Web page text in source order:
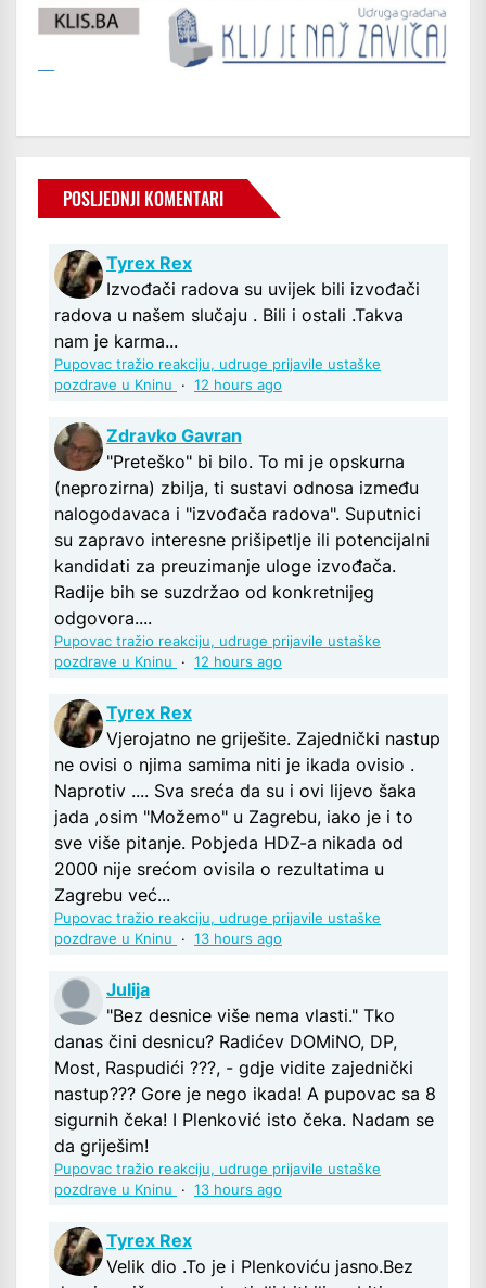
POSLJEDNJI KOMENTARI
Tyrex Rex
Izvođači radova su uvijek bili izvođači
radova u našem slučaju . Bili i ostali .Takva
nam je karma...
Pupovac tražio reakciju, udruge prijavile ustaške
pozdrave u Kninu
· 12 hours ago
Zdravko Gavran
"Preteško" bi bilo. To mi je opskurna
(neprozirna) zbilja, ti sustavi odnosa između
nalogodavaca i "izvođača radova". Suputnici
su zapravo interesne prišipetlje ili potencijalni
kandidati za preuzimanje uloge izvođača.
Radije bih se suzdržao od konkretnijeg
odgovora....
Pupovac tražio reakciju, udruge prijavile ustaške
pozdrave u Kninu
· 12 hours ago
Tyrex Rex
Vjerojatno ne griješite. Zajednički nastup
ne ovisi o njima samima niti je ikada ovisio .
Naprotiv .... Sva sreća da su i ovi lijevo šaka
jada ,osim "Možemo" u Zagrebu, iako je i to
sve više pitanje. Pobjeda HDZ-a nikada od
2000 nije srećom ovisila o rezultatima u
Zagrebu već...
Pupovac tražio reakciju, udruge prijavile ustaške
pozdrave u Kninu
· 13 hours ago
Julija
"Bez desnice više nema vlasti." Tko
danas čini desnicu? Radićev DOMiNO, DP,
Most, Raspudići ???, - gdje vidite zajednički
nastup??? Gore je nego ikada! A pupovac sa 8
sigurnih čeka! I Plenković isto čeka. Nadam se
da griješim!
Pupovac tražio reakciju, udruge prijavile ustaške
pozdrave u Kninu
· 13 hours ago
Tyrex Rex
Velik dio .To je i Plenkoviću jasno.Bez